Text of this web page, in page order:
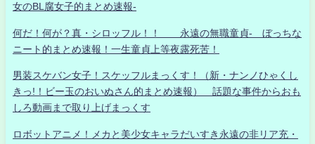
女のBL腐女子的まとめ速報-
何だ！何が？真・シロッフル！！ 永遠の無職童貞- ぼっちな
ニート的まとめ速報！一生童貞上等夜露死苦！
男装スケバン女子！スケッフルまっくす！（新・ナンノひゃくし
きっ!！ビー玉のおいぬさん的まとめ速報） 話題な事件からおも
しろ動画まで取り上げまっくす
ロボットアニメ！メカと美少女キャラだいすき永遠の非リア充・